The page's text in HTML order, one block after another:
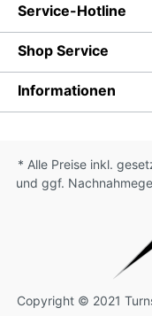
Service-Hotline
Shop Service
Informationen
* Alle Preise inkl.
und ggf.
Copyright © 2021